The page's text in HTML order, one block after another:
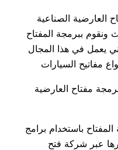
العارضية الصناعية
ونقوم ببرمجة المفتاح
يعمل في هذا المجال
مفاتيح السيارات
مفتاح العارضية
باستخدام برامج
عبر شركة فتح